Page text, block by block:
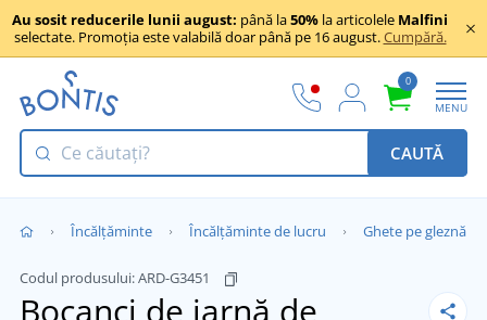
Au sosit reducerile lunii august: până la50% la articolele Malfini
selectate. Promoția este valabilă doar până pe 16 august.Cumpără.
0
MENU
CAUTĂ
Încălţăminte Încălțăminte de lucru Ghete pe gleznă
Codul produsului:ARD-G3451
Bocanci de iarnă de